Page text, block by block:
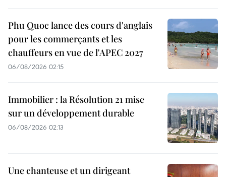
Phu Quoc lance des cours d'anglais
pour les commerçants et les
chauffeurs en vue de l'APEC 2027
06/08/2026 02:15
Immobilier : la Résolution 21 mise
sur un développement durable
06/08/2026 02:13
Une chanteuse et un dirigeant